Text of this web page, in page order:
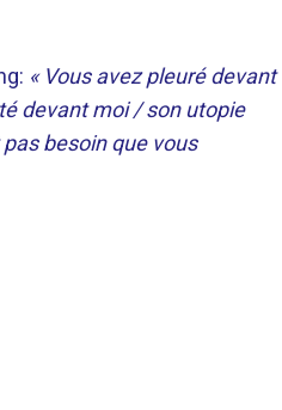
« Vous avez pleuré devant
devant moi / son utopie
besoin que vous